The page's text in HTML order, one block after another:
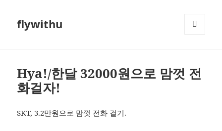
flywithu
Hya!/한달 32000원으로 맘껏 전
화걸자!
SKT, 3.2만원으로 맘껏 전화 걸기.